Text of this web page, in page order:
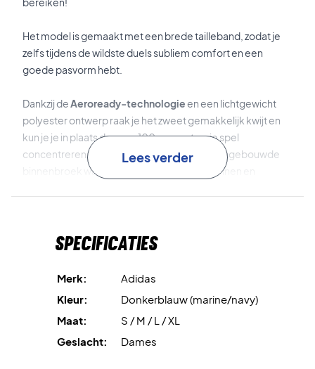
Het model is gemaakt met een brede tailleband, zodat je
zelfs tijdens de wildste duels subliem comfort en een
goede pasvorm hebt.
Dankzij deAeroready-technologieen een lichtgewicht
polyester ontwerp raak je het zweet gemakkelijk kwijt en
kun je je in plaats daarvan 100 procent op je spel
concentreren. De rok heeft bovendien een ingebouwde
binnenbroek waarmee je zorgeloos kunt rennen en
materiaal van hoge kwaliteit genaamd
wordt aangetroffen. Dus nu kun je met een schoon
Materiaal: 100% gerecycled polyester
Adidas nr: GL5464
Lees verder
Specificaties
Merk:
Adidas
Kleur:
Donkerblauw (marine/navy)
Maat:
S / M / L / XL
Geslacht:
Dames